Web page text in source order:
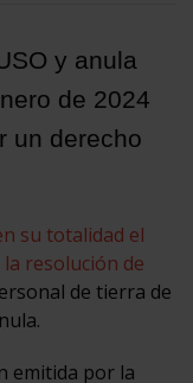
y anula
de 2024
un derecho
su totalidad el
resolución de
de tierra de
emitida por la